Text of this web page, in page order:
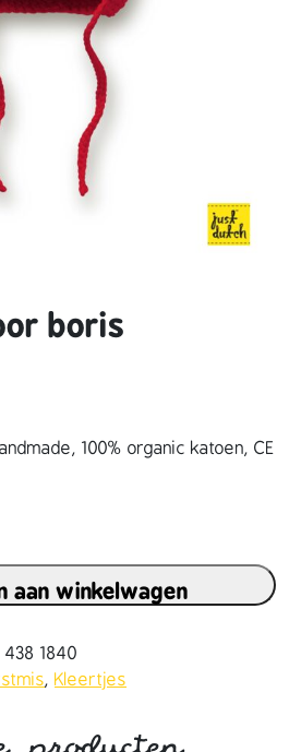
boris
100% organic katoen, CE
aan winkelwagen
438 1840
, Kleertjes